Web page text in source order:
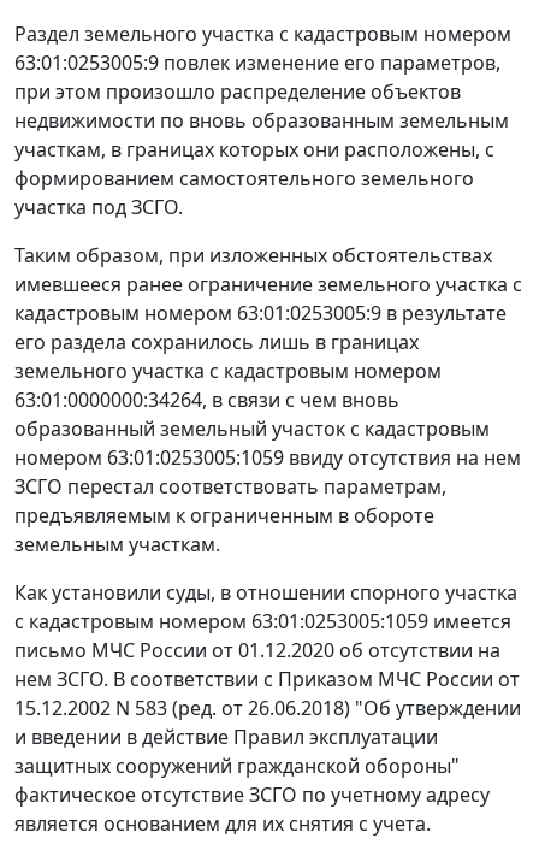
Раздел земельного участка с кадастровым номером
63:01:0253005:9 повлек изменение его параметров,
при этом произошло распределение объектов
недвижимости по вновь образованным земельным
участкам, в границах которых они расположены, с
формированием самостоятельного земельного
участка под ЗСГО.
Таким образом, при изложенных обстоятельствах
имевшееся ранее ограничение земельного участка с
кадастровым номером 63:01:0253005:9 в результате
его раздела сохранилось лишь в границах
земельного участка с кадастровым номером
63:01:0000000:34264, в связи с чем вновь
образованный земельный участок с кадастровым
номером 63:01:0253005:1059 ввиду отсутствия на нем
ЗСГО перестал соответствовать параметрам,
предъявляемым к ограниченным в обороте
земельным участкам.
Как установили суды, в отношении спорного участка
с кадастровым номером 63:01:0253005:1059 имеется
письмо МЧС России от 01.12.2020 об отсутствии на
нем ЗСГО. В соответствии с Приказом МЧС России от
15.12.2002 N 583 (ред. от 26.06.2018) "Об утверждении
и введении в действие Правил эксплуатации
защитных сооружений гражданской обороны"
фактическое отсутствие ЗСГО по учетному адресу
является основанием для их снятия с учета.